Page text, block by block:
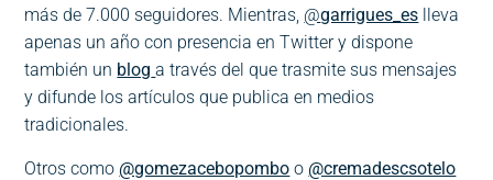
más de 7.000 seguidores. Mientras, @garrigues_es lleva
apenas un año con presencia en Twitter y dispone
también un blog a través del que trasmite sus mensajes
y difunde los artículos que publica en medios
tradicionales.
Otros como @gomezacebopombo o @cremadescsotelo